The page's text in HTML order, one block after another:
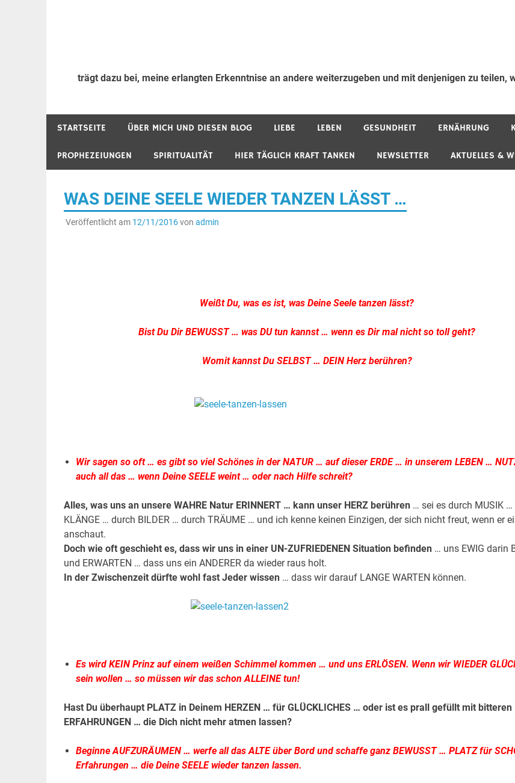
trägt dazu bei, meine erlangten Erkenntnise an andere weiterzugeben und mit denjenigen zu teilen,
STARTSEITE ÜBER MICH UND DIESEN BLOG LIEBE LEBEN GESUNDHEIT ERNÄHRUNG
PROPHEZEIUNGEN SPIRITUALITÄT HIER TÄGLICH KRAFT TANKEN NEWSLETTER AKTUELLES &
WAS DEINE SEELE WIEDER TANZEN LÄSST …
Veröffentlicht am 12/11/2016von admin
Weißt Du, was es ist, was Deine Seele tanzen lässt?
Bist Du Dir BEWUSST … was DU tun kannst … wenn es Dir mal nicht so toll geht?
Womit kannst Du SELBST … DEIN Herz berühren?
Wir sagen so oft … es gibt so viel Schönes in der NATUR … auf dieser ERDE … in unserem LEBEN …
auch all das … wenn Deine SEELE weint … oder nach Hilfe schreit?
Alles, was uns an unsere WAHRE Natur ERINNERT … kann unser HERZ berühren… sei es durch MUSIK …
KLÄNGE … durch BILDER … durch TRÄUME … und ich kenne keinen Einzigen, der sich nicht freut, wenn er
anschaut.
Doch wie oft geschieht es, dass wir uns in einer UN-ZUFRIEDENEN Situation befinden… uns EWIG darin
und ERWARTEN … dass uns ein ANDERER da wieder raus holt.
In der Zwischenzeit dürfte wohl fast Jeder wissen… dass wir darauf LANGE WARTEN können.
Es wird KEIN Prinz auf einem weißen Schimmel kommen … und uns ERLÖSEN. Wenn wir WIEDER
sein wollen … so müssen wir das schon ALLEINE tun!
Hast Du überhaupt PLATZ in Deinem HERZEN … für GLÜCKLICHES … oder ist es prall gefüllt mit bitteren
ERFAHRUNGEN … die Dich nicht mehr atmen lassen?
Beginne AUFZURÄUMEN … werfe all das ALTE über Bord und schaffe ganz BEWUSST … PLATZ für
Erfahrungen … die Deine SEELE wieder tanzen lassen.